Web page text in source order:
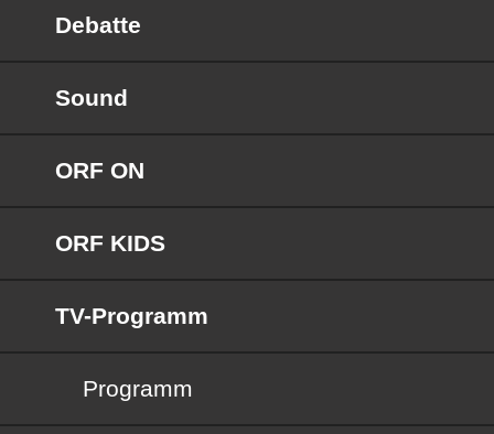
Debatte
Sound
ORF ON
ORF KIDS
TV-Programm
Programm